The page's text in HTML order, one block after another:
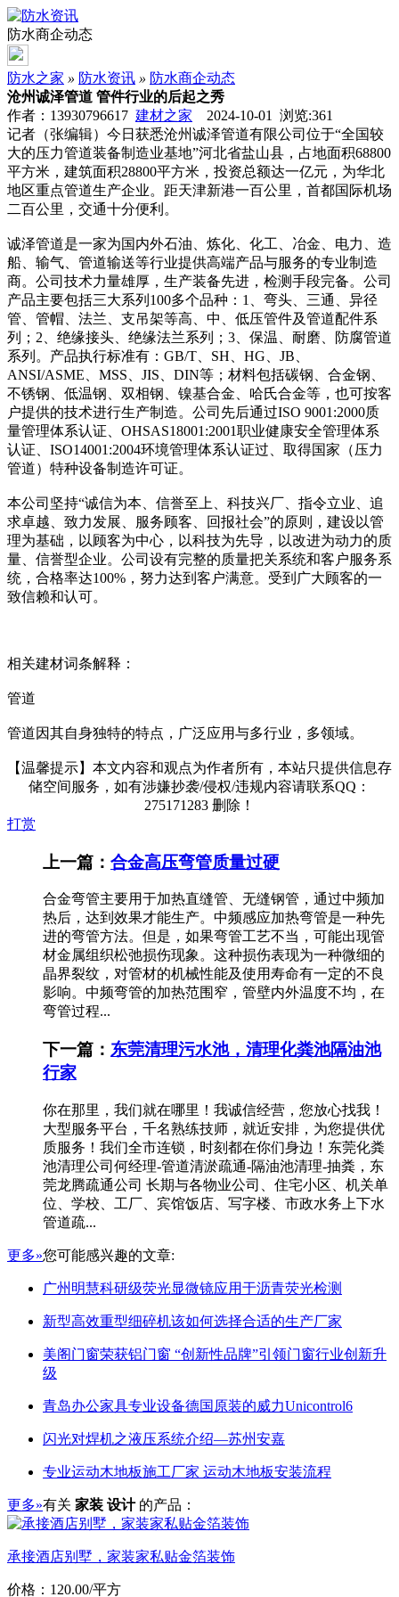
防水商企动态
防水之家 » 防水资讯 » 防水商企动态
沧州诚泽管道 管件行业的后起之秀
作者：13930796617 建材之家 2024-10-01 浏览:361
记者（张编辑）今日获悉沧州诚泽管道有限公司位于“全国较
大的压力管道装备制造业基地”河北省盐山县，占地面积68800
平方米，建筑面积28800平方米，投资总额达一亿元，为华北
地区重点管道生产企业。距天津新港一百公里，首都国际机场
二百公里，交通十分便利。
诚泽管道是一家为国内外石油、炼化、化工、冶金、电力、造
船、输气、管道输送等行业提供高端产品与服务的专业制造
商。公司技术力量雄厚，生产装备先进，检测手段完备。公司
产品主要包括三大系列100多个品种：1、弯头、三通、异径
管、管帽、法兰、支吊架等高、中、低压管件及管道配件系
列；2、绝缘接头、绝缘法兰系列；3、保温、耐磨、防腐管道
系列。产品执行标准有：GB/T、SH、HG、JB、
ANSI/ASME、MSS、JIS、DIN等；材料包括碳钢、合金钢、
不锈钢、低温钢、双相钢、镍基合金、哈氏合金等，也可按客
户提供的技术进行生产制造。公司先后通过ISO 9001:2000质
量管理体系认证、OHSAS18001:2001职业健康安全管理体系
认证、ISO14001:2004环境管理体系认证过、取得国家（压力
管道）特种设备制造许可证。
本公司坚持“诚信为本、信誉至上、科技兴厂、指令立业、追
求卓越、致力发展、服务顾客、回报社会”的原则，建设以管
理为基础，以顾客为中心，以科技为先导，以改进为动力的质
量、信誉型企业。公司设有完整的质量把关系统和客户服务系
统，合格率达100%，努力达到客户满意。受到广大顾客的一
致信赖和认可。
相关建材词条解释：
管道
管道因其自身独特的特点，广泛应用与多行业，多领域。
【温馨提示】本文内容和观点为作者所有，本站只提供信息存
储空间服务，如有涉嫌抄袭/侵权/违规内容请联系QQ：
275171283 删除！
打赏
上一篇： 合金高压弯管质量过硬
合金弯管主要用于加热直缝管、无缝钢管，通过中频加
热后，达到效果才能生产。中频感应加热弯管是一种先
进的弯管方法。但是，如果弯管工艺不当，可能出现管
材金属组织松弛损伤现象。这种损伤表现为一种微细的
晶界裂纹，对管材的机械性能及使用寿命有一定的不良
影响。中频弯管的加热范围窄，管壁内外温度不均，在
弯管过程...
下一篇： 东莞清理污水池，清理化粪池隔油池
行家
你在那里，我们就在哪里！我诚信经营，您放心找我！
大型服务平台，千名熟练技师，就近安排，为您提供优
质服务！我们全市连锁，时刻都在你们身边！东莞化粪
池清理公司何经理-管道清淤疏通-隔油池清理-抽粪，东
莞龙腾疏通公司 长期与各物业公司、住宅小区、机关单
位、学校、工厂、宾馆饭店、写字楼、市政水务上下水
管道疏...
更多»您可能感兴趣的文章:
广州明慧科研级荧光显微镜应用于沥青荧光检测
新型高效重型细碎机该如何选择合适的生产厂家
美阁门窗荣获铝门窗 “创新性品牌”引领门窗行业创新升
级
青岛办公家具专业设备德国原装的威力Unicontrol6
闪光对焊机之液压系统介绍—苏州安嘉
专业运动木地板施工厂家 运动木地板安装流程
更多»有关 家装 设计 的产品：
承接酒店别墅，家装家私贴金箔装饰
价格：120.00/平方